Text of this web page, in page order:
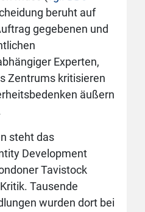
beruht auf
gegebenen und
Experten,
Zentrums kritisieren
äußern
steht das
Development
Tavistock
Tausende
wurden dort bei